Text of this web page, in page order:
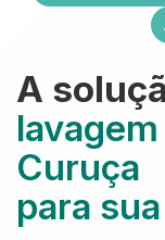
A
Curuça
para